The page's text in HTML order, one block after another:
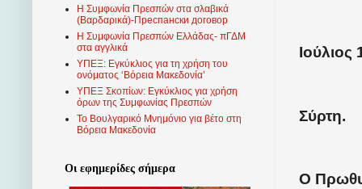
Σύρτη.
Ο
Η Συμφωνία Πρεσπών στα σλαβικά
(Βαρδαρικά)-Преспански договор
Η Συμφωνία Πρεσπών Ελλάδας- πΓΔΜ
στα αγγλικά
ΥΠΕΞ: Εγκύκλιος για τη χρήση του
ονόματος ‘Βόρεια Μακεδονία’
ΥΠΕΞ Σκοπίων: Εγκύκλιος για χρήση
όρων της Συμφωνίας Πρεσπών
Το Βουλγαρικό Μνημόνιο για βέτο στη
Βόρεια Μακεδονία
Οι εφημερίδες σήμερα